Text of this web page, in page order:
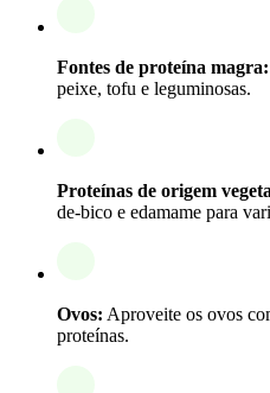
Fontes de proteína magra:
peixe, tofu e leguminosas.
Proteínas de origem
de-bico e edamame para
Ovos: Aproveite os ovos
proteínas.